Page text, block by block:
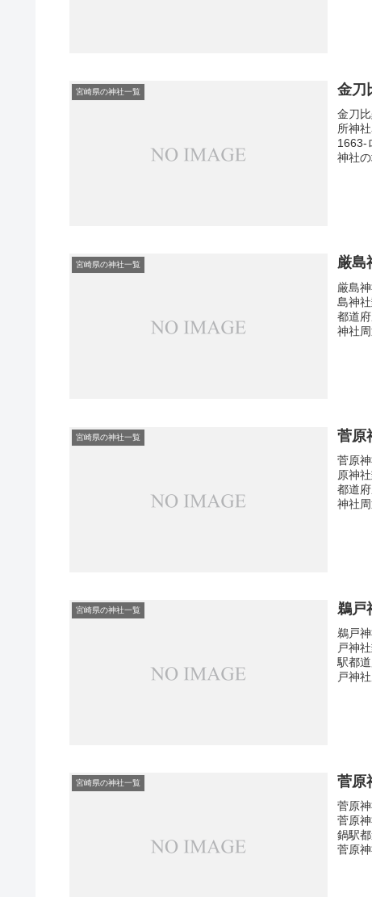
宮崎県の神社一覧 金刀
金刀
所神
1663-
神社
宮崎県の神社一覧 厳島
厳島
島神
都道
神社
宮崎県の神社一覧 菅原
菅原
原神
都道
神社
宮崎県の神社一覧 鵜戸
鵜戸
戸神
駅都
戸神
宮崎県の神社一覧 菅原
菅原
菅原
鍋駅
菅原